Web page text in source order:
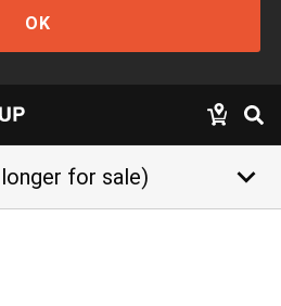
OK
for sale) keyboard_arrow_down